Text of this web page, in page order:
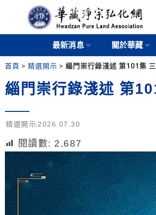
最新消息 關於華藏
首頁 > 精選開示 > 緇門崇行錄淺述 第101集
緇門崇行錄淺述 第
精選開示 2026.07.30
閱讀數: 2,687